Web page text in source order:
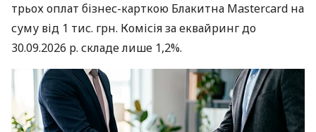
трьох оплат бізнес-карткою Блакитна Mastercard на
суму від 1 тис. грн. Комісія за еквайринг до
30.09.2026 р. складе лише 1,2%.